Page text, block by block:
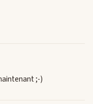
;-)